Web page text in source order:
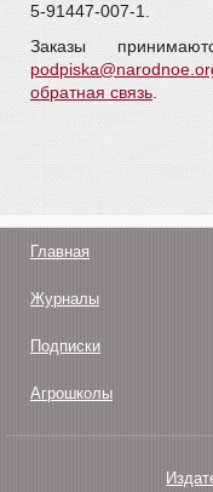
5-91447-007-1.
Заказы
обратная связь
Главная
Журналы
Подписки
Агрошколы